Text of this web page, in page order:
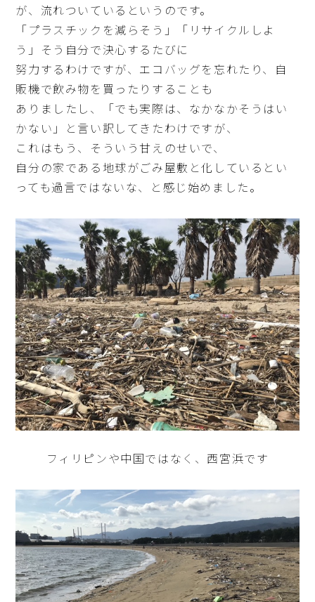
が、流れついているというのです。
「プラスチックを減らそう」「リサイクルしよ
う」そう自分で決心するたびに
努力するわけですが、エコバッグを忘れたり、自
販機で飲み物を買ったりすることも
ありましたし、「でも実際は、なかなかそうはい
かない」と言い訳してきたわけですが、
これはもう、そういう甘えのせいで、
自分の家である地球がごみ屋敷と化しているとい
っても過言ではないな、と感じ始めました。
フィリピンや中国ではなく、西宮浜です